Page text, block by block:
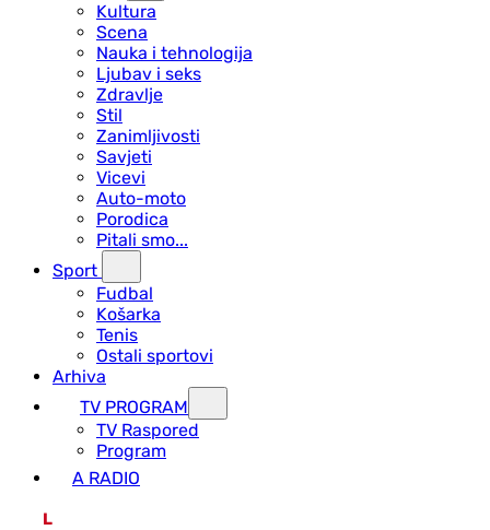
Kultura
Scena
Nauka i tehnologija
Ljubav i seks
Zdravlje
Stil
Zanimljivosti
Savjeti
Vicevi
Auto-moto
Porodica
Pitali smo...
Sport
Fudbal
Košarka
Tenis
Ostali sportovi
Arhiva
TV PROGRAM
ТV Raspored
Program
A RADIO
L